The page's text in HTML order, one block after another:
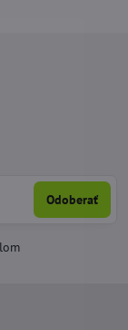
Odoberať